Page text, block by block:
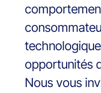
opportunités
Nous vous